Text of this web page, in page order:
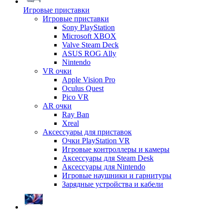
Игровые приставки
Игровые приставки
Sony PlayStation
Microsoft XBOX
Valve Steam Deck
ASUS ROG Ally
Nintendo
VR очки
Apple Vision Pro
Oculus Quest
Pico VR
AR очки
Ray Ban
Xreal
Аксессуары для приставок
Очки PlayStation VR
Игровые контроллеры и камеры
Аксессуары для Steam Desk
Аксессуары для Nintendo
Игровые наушники и гарнитуры
Зарядные устройства и кабели